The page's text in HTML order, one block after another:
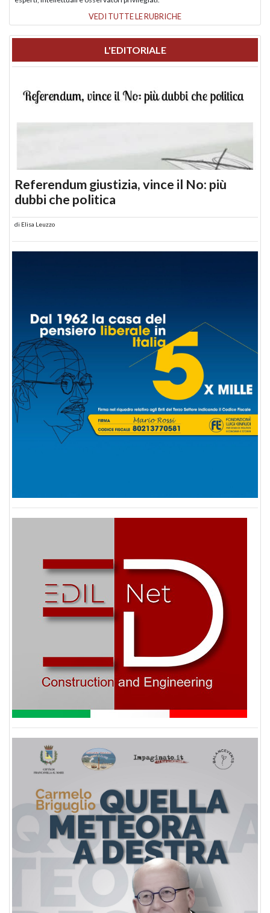
VEDI TUTTE LE RUBRICHE
L'EDITORIALE
Referendum giustizia, vince il No: più
dubbi che politica
di Elisa Leuzzo